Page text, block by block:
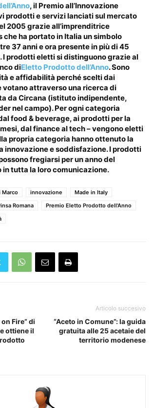
, il Premio all’Innovazione
prodotti e servizi lanciati sul mercato
2005 grazie all’imprenditrice
che ha portato in Italia un simbolo
37 anni e ora presente in più di 45
I prodotti eletti si distinguono grazie al
diEletto Prodotto dell’Anno. Sono
e affidabilità perché scelti dai
votano attraverso una ricerca di
da Circana (istituto indipendente,
nel campo). Per ogni categoria
food & beverage, ai prodotti per la
dal finance al tech – vengono eletti
propria categoria hanno ottenuto la
innovazione e soddisfazione. I prodotti
fregiarsi per un anno del
in tutta la loro comunicazione.
Marco innovazione
Made in Italy
Romana
Premio Eletto Prodotto dell'Anno
Fire” di
ottiene il
Articolo succesivo
“Aceto in Comune”: la guida
gratuita alle 25 acetaie del
territorio modenese